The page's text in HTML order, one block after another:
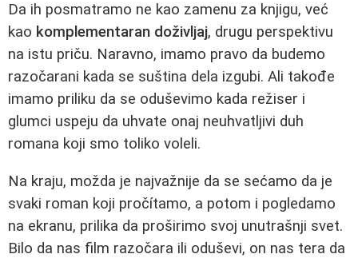
Da ih posmatramo ne kao zamenu za knjigu, već
kao komplementaran doživljaj, drugu perspektivu
na istu priču. Naravno, imamo pravo da budemo
razočarani kada se suština dela izgubi. Ali takođe
imamo priliku da se oduševimo kada režiser i
glumci uspeju da uhvate onaj neuhvatljivi duh
romana koji smo toliko voleli.
Na kraju, možda je najvažnije da se sećamo da je
svaki roman koji pročítamo, a potom i pogledamo
na ekranu, prilika da proširimo svoj unutrašnji svet.
Bilo da nas film razočara ili oduševi, on nas tera da